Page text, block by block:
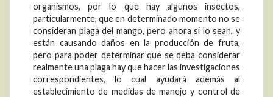
organismos, por lo que hay algunos insectos,
particularmente, que en determinado momento no se
consideran plaga del mango, pero ahora si lo sean, y
están causando daños en la producción de fruta,
pero para poder determinar que se deba considerar
realmente una plaga hay que hacer las investigaciones
correspondientes, lo cual ayudará además al
establecimiento de medidas de manejo y control de